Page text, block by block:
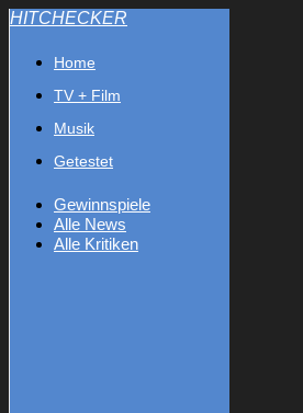
HITCHECKER
Home
TV + Film
Musik
Getestet
Gewinnspiele
Alle News
Alle Kritiken